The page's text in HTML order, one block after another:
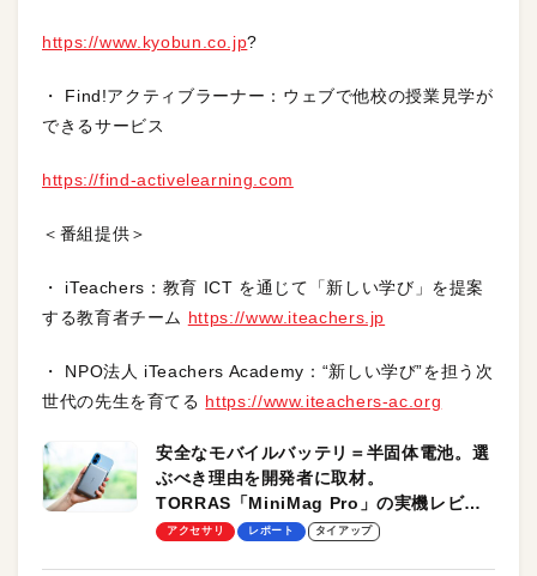
https://www.kyobun.co.jp?
・ Find!アクティブラーナー：ウェブで他校の授業見学が
できるサービス
https://find-activelearning.com
＜番組提供＞
・ iTeachers：教育 ICT を通じて「新しい学び」を提案
する教育者チーム https://www.iteachers.jp
・ NPO法人 iTeachers Academy：“新しい学び”を担う次
世代の先生を育てる https://www.iteachers-ac.org
安全なモバイルバッテリ＝半固体電池。選
ぶべき理由を開発者に取材。
TORRAS「MiniMag Pro」の実機レビュ
ーも
アクセサリ レポート タイアップ